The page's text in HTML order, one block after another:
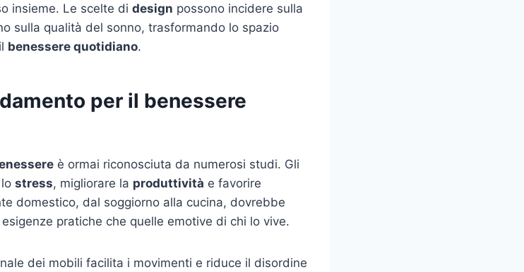
insieme. Le scelte di design possono incidere sulla
sulla qualità del sonno, trasformando lo spazio
benessere quotidiano.
per il benessere
è ormai riconosciuta da numerosi studi. Gli
stress, migliorare la produttività e favorire
domestico, dal soggiorno alla cucina, dovrebbe
pratiche che quelle emotive di chi lo vive.
dei mobili facilita i movimenti e riduce il disordine